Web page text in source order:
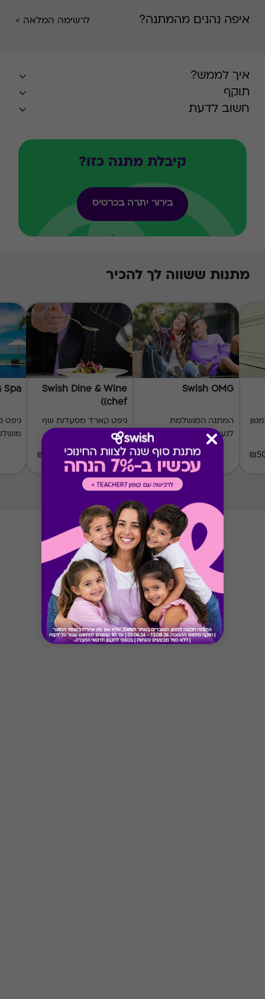
איפה נהנים מהמתנה? לרשימה המלאה >
איך לממש?
תוקף
חשוב לדעת
* מבוהר כי רשימת הספקים המכבדות את הגיפט
קארד עשויה להשתנות מעת לעת.
* במקרה של ירידת ספק מגיפט עם ספק יחיד,
באפשרות הלקוח לפנות לחברה ולבקש כרטיס חלופי
ממגוון כרטיסי החברה או לבקש החזר כספי בגין
רכישת הגיפט עפ"י הסכום ששולם בפועל לחברה
קיבלת מתנה כזו?
בירור יתרה בכרטיס
מתנות ששווה לך להכיר
Swish OMG
המתנה המושלמת
לנערות ולנערים
₪50-₪500
Swish Dine & Wine
(chef)
גיפט קארד מסעדות שף
בפריסה ארצית
₪60-₪1000
Spa
גיפט